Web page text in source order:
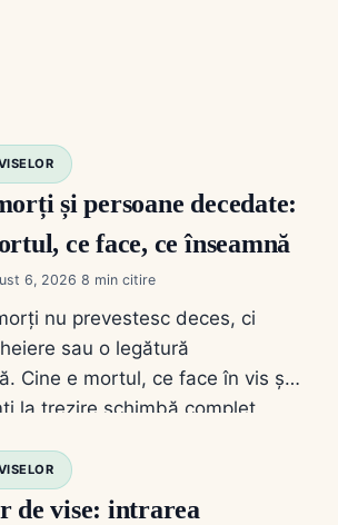
și persoane decedate:
ce face, ce înseamnă
6, 2026 8
nu prevestesc deces, ci
sau o legătură
Cine e mortul, ce face în vis și
la trezire schimbă complet
de vise: intrarea